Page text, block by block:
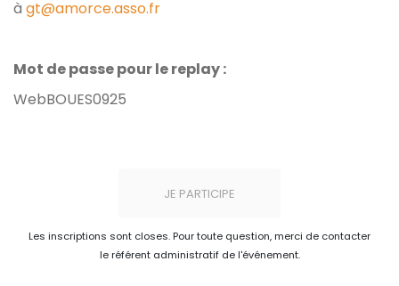
à gt@amorce.asso.fr
Mot de passe pour le replay :
WebBOUES0925
JE PARTICIPE
Les inscriptions sont closes. Pour toute question, merci de contacter
le référent administratif de l'événement.